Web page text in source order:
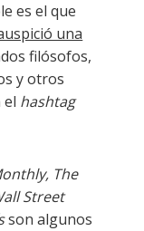
es el que
una
filósofos,
y otros
el hashtag
The
Street
son algunos